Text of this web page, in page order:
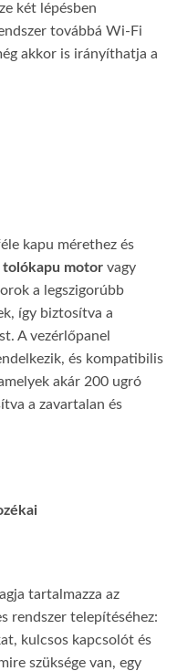
két lépésben
továbbá Wi-Fi
akkor is irányíthatja a
kapu mérethez és
tolókapu motor vagy
a legszigorúbb
így biztosítva a
A vezérlőpanel
és kompatibilis
akár 200 ugró
a zavartalan és
tartalmazza az
rendszer telepítéséhez:
kulcsos kapcsolót és
szüksége van, egy